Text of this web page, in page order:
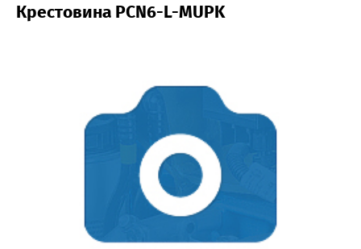
Крестовина PCN6-L-MUPK